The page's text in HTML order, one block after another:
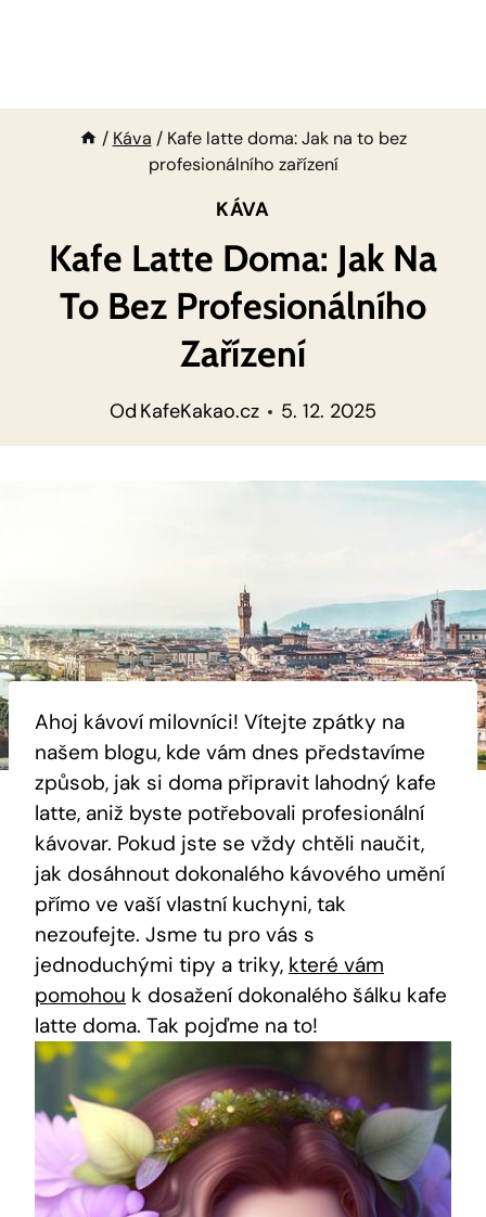
/ Káva / Kafe latte doma: Jak na to bez
profesionálního zařízení
KÁVA
Kafe Latte Doma: Jak Na
To Bez Profesionálního
Zařízení
Od KafeKakao.cz 5. 12. 2025
Ahoj kávoví milovníci! Vítejte zpátky na
našem blogu, kde vám dnes představíme
způsob, jak si doma připravit lahodný kafe
latte, aniž byste potřebovali profesionální
kávovar. Pokud jste se vždy chtěli naučit,
jak⁤ dosáhnout dokonalého kávového umění
přímo ve vaší ⁢vlastní ⁤kuchyni, tak
nezoufejte. Jsme ‍tu pro vás s
jednoduchými tipy a ⁣triky,⁣ které vám
pomohou k dosažení ‌dokonalého⁣ šálku kafe
latte doma. Tak pojďme na to!